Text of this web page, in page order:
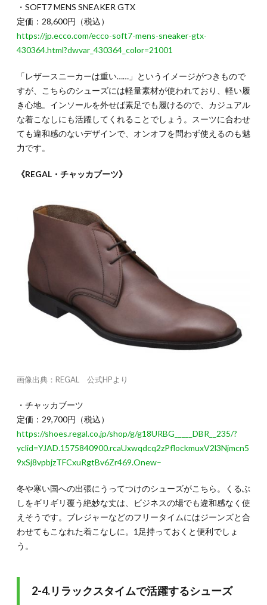
・SOFT7 MENS SNEAKER GTX
定価：28,600円（税込）
https://jp.ecco.com/ecco-soft7-mens-sneaker-gtx-
430364.html?dwvar_430364_color=21001
「レザースニーカーは重い……」というイメージがつきもので
すが、こちらのシューズには軽量素材が使われており、軽い履
き心地。インソールを外せば素足でも履けるので、カジュアル
な着こなしにも活躍してくれることでしょう。スーツに合わせ
ても違和感のないデザインで、オンオフを問わず使えるのも魅
力です。
《REGAL・チャッカブーツ》
画像出典：REGAL 公式HPより
・チャッカブーツ
定価：29,700円（税込）
https://shoes.regal.co.jp/shop/g/g18URBG_____DBR__235/?
yclid=YJAD.1575840900.rcaUxwqdcq2zPflockmuxV2l3Njmcn5
9xSj8vpbjzTFCxuRgtBv6Zr469.Onew–
冬や寒い国への出張にうってつけのシューズがこちら。くるぶ
しをギリギリ覆う絶妙な丈は、ビジネスの場でも違和感なく使
えそうです。ブレジャーなどのフリータイムにはジーンズと合
わせてもこなれた着こなしに。1足持っておくと便利でしょ
う。
2-4.リラックスタイムで活躍するシューズ